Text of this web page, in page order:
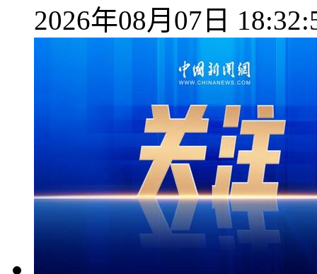
2026年08月07日